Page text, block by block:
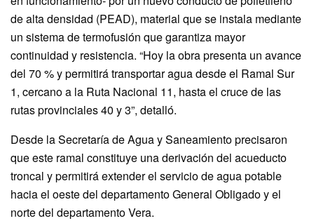
de alta densidad (PEAD), material que se instala mediante
un sistema de termofusión que garantiza mayor
continuidad y resistencia. “Hoy la obra presenta un avance
del 70 % y permitirá transportar agua desde el Ramal Sur
1, cercano a la Ruta Nacional 11, hasta el cruce de las
rutas provinciales 40 y 3”, detalló.
Desde la Secretaría de Agua y Saneamiento precisaron
que este ramal constituye una derivación del acueducto
troncal y permitirá extender el servicio de agua potable
hacia el oeste del departamento General Obligado y el
norte del departamento Vera.